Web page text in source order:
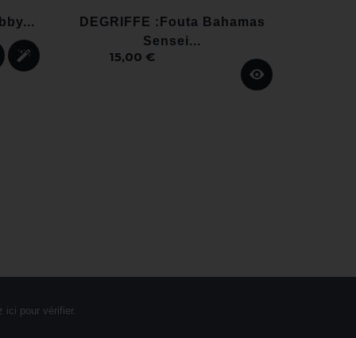
DEGRIFFE :Fouta Bahamas
Sensei...
15,00 €
ici pour vérifier.